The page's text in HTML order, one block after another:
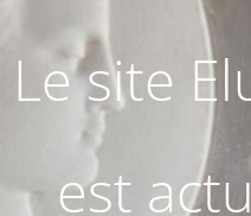
Le site
est